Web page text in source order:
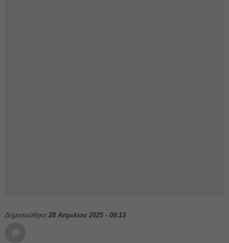
Δημοσιεύθηκε:28 Απριλίου 2025 - 08:13